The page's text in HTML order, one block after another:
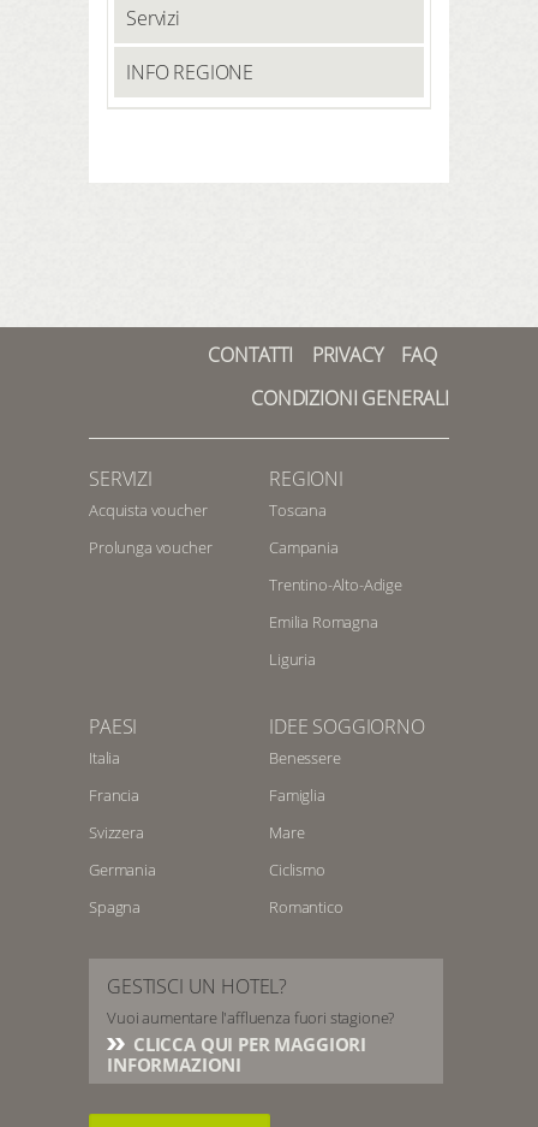
Servizi
INFO REGIONE
CONTATTI PRIVACY
FAQ
CONDIZIONI GENERALI
SERVIZI
Acquista voucher
Prolunga voucher
REGIONI
Toscana
Campania
Trentino-Alto-Adige
Emilia Romagna
Liguria
PAESI
Italia
Francia
Svizzera
Germania
Spagna
IDEE SOGGIORNO
Benessere
Famiglia
Mare
Ciclismo
Romantico
GESTISCI UN HOTEL?
Vuoi aumentare l'affluenza fuori stagione?
CLICCA QUI PER MAGGIORI
INFORMAZIONI